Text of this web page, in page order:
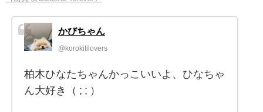
かびちゃん
@korokitilovers
柏木ひなたちゃんかっこいいよ、ひなちゃ
ん大好き（ ; ; ）